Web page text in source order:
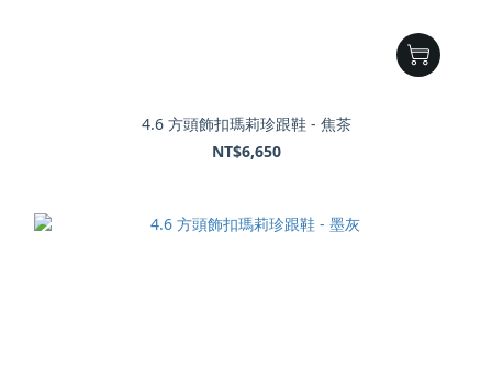
4.6 方頭飾扣瑪莉珍跟鞋 - 焦茶
NT$6,650